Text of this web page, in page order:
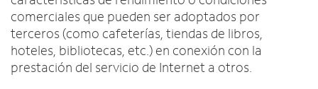
e
n
l
a
comerciales que pueden ser adoptados por
terceros (como cafeterías, tiendas de libros,
hoteles, bibliotecas, etc.) en conexión con la
prestación del servicio de Internet a otros.